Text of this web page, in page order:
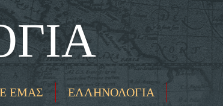
ΕΜΑΣ ΕΛΛΗΝΟΛΟΓΙΑ